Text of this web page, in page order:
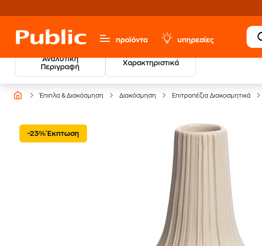
προϊόντα υπηρεσίες
Αναλυτική
Περιγραφή
Χαρακτηριστικά
Έπιπλα & Διακόσμηση Διακόσμηση Επιτραπέζια Διακοσμητικά
-23% Έκπτωση